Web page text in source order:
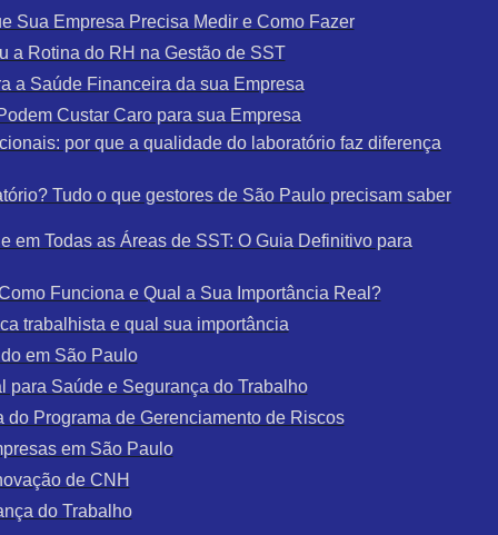
Sua Empresa Precisa Medir e Como Fazer
a Rotina do RH na Gestão de SST
a Saúde Financeira da sua Empresa
Custar Caro para sua Empresa
por que a qualidade do laboratório faz diferença
Tudo o que gestores de São Paulo precisam saber
em Todas as Áreas de SST: O Guia Definitivo para
Funciona e Qual a Sua Importância Real?
trabalhista e qual sua importância
em São Paulo
para Saúde e Segurança do Trabalho
do Programa de Gerenciamento de Riscos
em São Paulo
de CNH
do Trabalho